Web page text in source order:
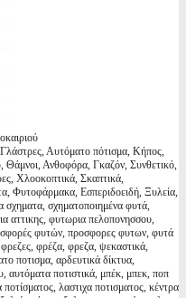
Αυτόματο πότισμα, Κήπος,
Θάμνοι, Ανθοφόρα, Γκαζόν, Συνθετικό,
Χλοοκοπτικά, Σκαπτικά,
Φυτοφάρμακα, Εσπεριδοειδή, Ξυλεία,
σχηματα, σχηματοποιημένα φυτά,
αττικης, φυτωρια πελοπονησσου,
φυτών, προσφορες φυτων, φυτά
φρέζα, φρεζα, ψεκαστικά,
ποτισμα, αρδευτικά δίκτυα,
αυτόματα ποτιστικά, μπέκ, μπεκ, ποπ
λαστιχα ποτισματος, κέντρα